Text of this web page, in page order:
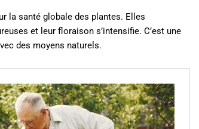
la santé globale des plantes. Elles
et leur floraison s’intensifie. C’est une
des moyens naturels.